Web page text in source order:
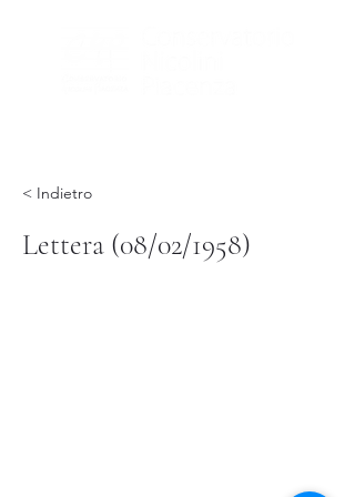
< Indietro
Lettera (08/02/1958)